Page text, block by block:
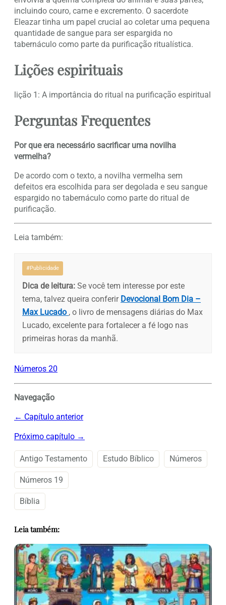
incluindo couro, carne e excremento. O sacerdote
Eleazar tinha um papel crucial ao coletar uma pequena
quantidade de sangue para ser espargida no
tabernáculo como parte da purificação ritualística.
Lições espirituais
lição 1: A importância do ritual na purificação espiritual
Perguntas Frequentes
Por que era necessário sacrificar uma novilha
vermelha?
De acordo com o texto, a novilha vermelha sem
defeitos era escolhida para ser degolada e seu sangue
espargido no tabernáculo como parte do ritual de
purificação.
Leia também:
#Publicidade
Dica de leitura: Se você tem interesse por este
tema, talvez queira conferir Devocional Bom Dia –
Max Lucado , o livro de mensagens diárias do Max
Lucado, excelente para fortalecer a fé logo nas
primeiras horas da manhã.
Números 20
Navegação
← Capítulo anterior
Próximo capítulo →
Antigo Testamento Estudo Bíblico Números
Números 19
Bíblia
Leia também: